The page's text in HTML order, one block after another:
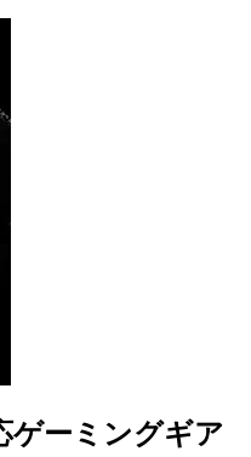
ゲーミングギア